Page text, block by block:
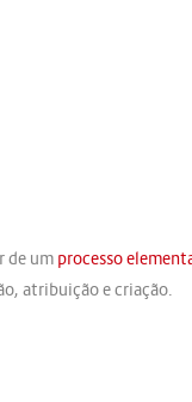
de um processo
atribuição e criação.